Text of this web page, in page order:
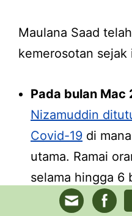
Maulana Saad
kemerosotan sejak
Pada bulan Mac
Nizamuddin
Covid-19 di
utama. Ramai
selama hingga 6